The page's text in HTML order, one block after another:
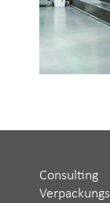
Consulting